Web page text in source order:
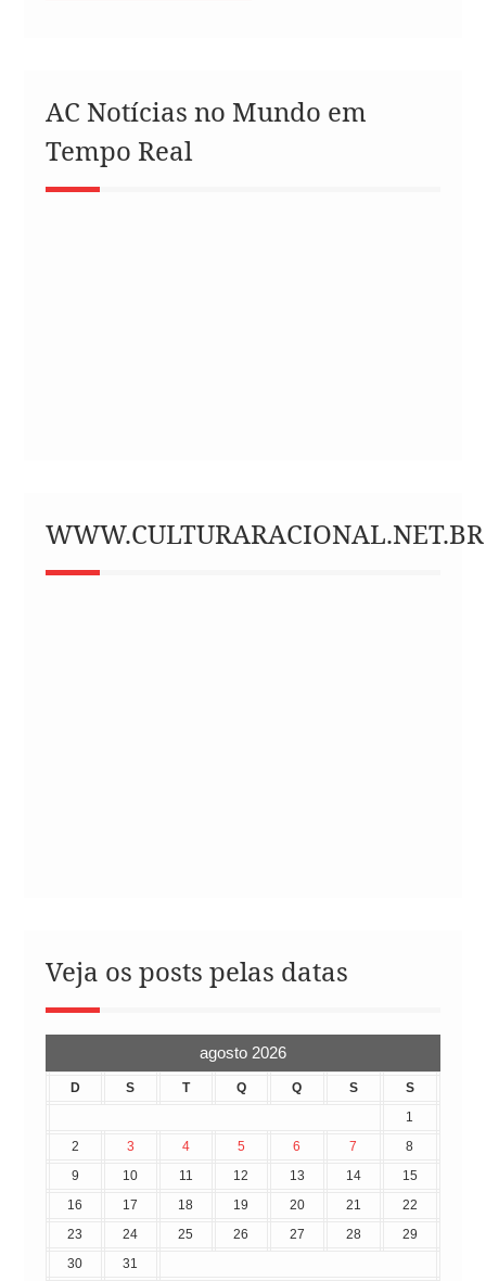
AC Notícias no Mundo em
Tempo Real
WWW.CULTURARACIONAL.NET.BR
Veja os posts pelas datas
agosto 2026
D S T Q Q S
S
1
2
3 4 5 6 7
8
9
10 11 12 13 14
15
16
17 18 19 20 21
22
23
24 25 26 27 28
29
30
31